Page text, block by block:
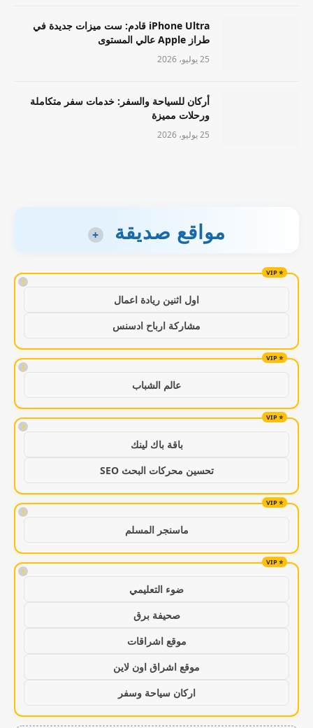
iPhone Ultra قادم: ست ميزات جديدة في
طراز Apple عالي المستوى
25 يوليو، 2026
أركان للسياحة والسفر: خدمات سفر متكاملة
ورحلات مميزة
25 يوليو، 2026
مواقع صديقة +
!
اول اثنين ريادة اعمال
مشاركة ارباح ادسنس
!
عالم الشباب
!
باقة باك لينك
تحسين محركات البحث SEO
!
ماسنجر المسلم
!
ضوء التعليمي
صحيفة برق
موقع اشراقات
موقع اشراق اون لاين
اركان سياحة وسفر